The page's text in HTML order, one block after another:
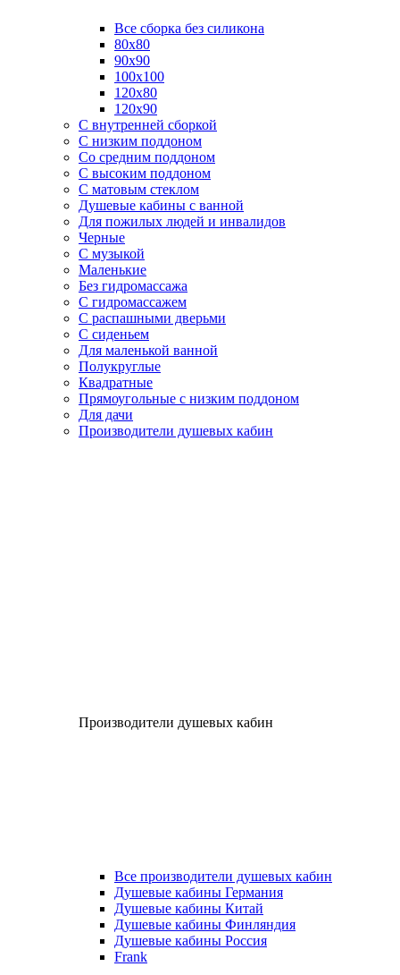
Все сборка без силикона
80х80
90х90
100х100
120х80
120х90
С внутренней сборкой
C низким поддоном
Со средним поддоном
С высоким поддоном
С матовым стеклом
Душевые кабины с ванной
Для пожилых людей и инвалидов
Черные
С музыкой
Маленькие
Без гидромассажа
С гидромассажем
С распашными дверьми
С сиденьем
Для маленькой ванной
Полукруглые
Квадратные
Прямоугольные с низким поддоном
Для дачи
Производители душевых кабин
Производители душевых кабин
Все производители душевых кабин
Душевые кабины Германия
Душевые кабины Китай
Душевые кабины Финляндия
Душевые кабины Россия
Frank